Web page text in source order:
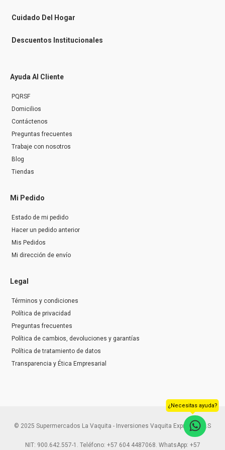
r
Cuidado Del Hogar
Descuentos Institucionales
Ayuda Al Cliente
PQRSF
Domicilios
Contáctenos
Preguntas frecuentes
Trabaje con nosotros
Blog
Tiendas
Mi Pedido
Estado de mi pedido
Hacer un pedido anterior
Mis Pedidos
Mi dirección de envío
Legal
Términos y condiciones
Política de privacidad
Preguntas frecuentes
Política de cambios, devoluciones y garantías
Política de tratamiento de datos
Transparencia y Ética Empresarial
© 2025 Supermercados La Vaquita - Inversiones Vaquita Express S.A.S
NIT: 900.642.557-1. Teléfono: +57 604 4487068. WhatsApp: +57
¿Necesitas ayuda?